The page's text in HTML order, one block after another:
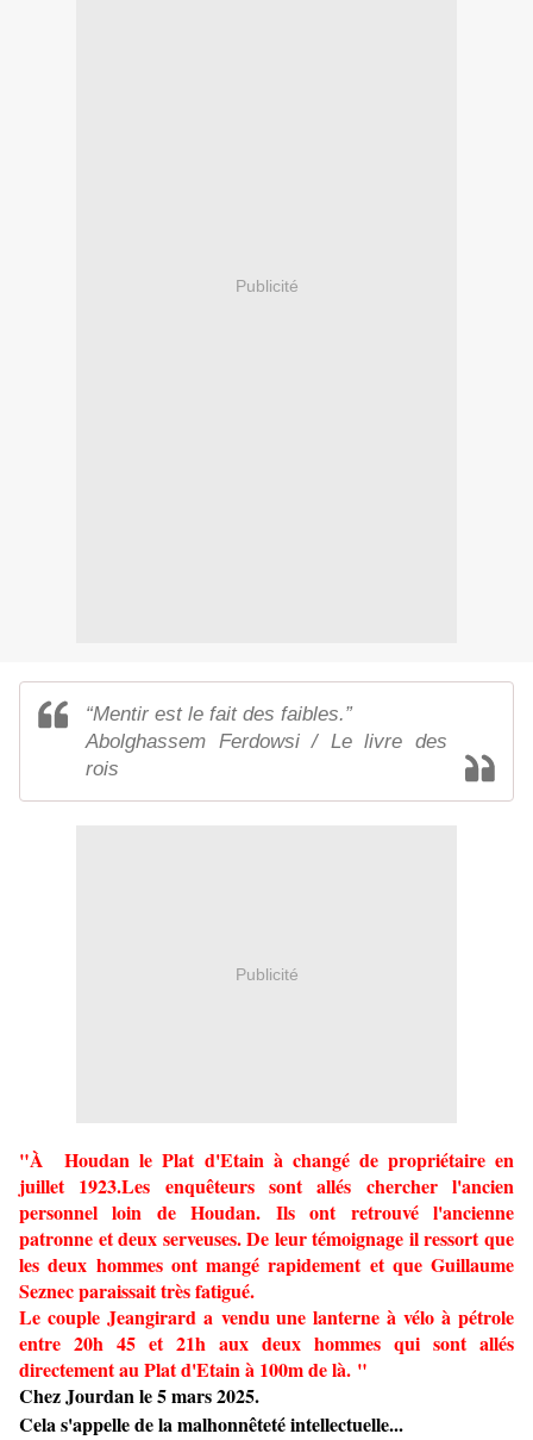
Publicité
“Mentir est le fait des faibles.”
Abolghassem Ferdowsi / Le livre des
rois
Publicité
"À Houdan le Plat d'Etain à changé de propriétaire en
juillet 1923.Les enquêteurs sont allés chercher l'ancien
personnel loin de Houdan. Ils ont retrouvé l'ancienne
patronne et deux serveuses. De leur témoignage il ressort que
les deux hommes ont mangé rapidement et que Guillaume
Seznec paraissait très fatigué.
Le couple Jeangirard a vendu une lanterne à vélo à pétrole
entre 20h 45 et 21h aux deux hommes qui sont allés
directement au Plat d'Etain à 100m de là. "
Chez Jourdan le 5 mars 2025.
Cela s'appelle de la malhonnêteté intellectuelle...